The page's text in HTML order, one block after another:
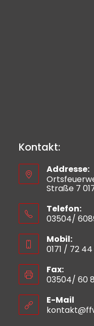
Kontakt:
Addresse:
Straße 7
Telefon:
03504/
Mobil:
0171 / 72
Fax:
03504/ 60
E-Mail